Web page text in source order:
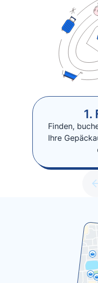
1.
Finden,
Ihre